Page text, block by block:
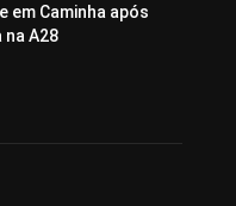
em Caminha após
A28